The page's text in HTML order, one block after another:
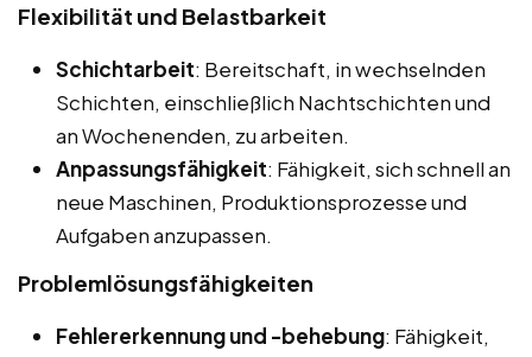
Flexibilität und Belastbarkeit
Schichtarbeit: Bereitschaft, in wechselnden
Schichten, einschließlich Nachtschichten und
an Wochenenden, zu arbeiten.
Anpassungsfähigkeit: Fähigkeit, sich schnell an
neue Maschinen, Produktionsprozesse und
Aufgaben anzupassen.
Problemlösungsfähigkeiten
Fehlererkennung und -behebung: Fähigkeit,